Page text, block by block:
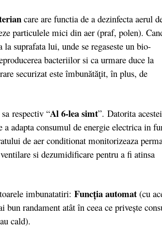
care are functia de a dezinfecta aerul
particulele mici din aer (praf, polen).
suprafata lui, unde se regaseste un bio-
bacteriilor si ca urmare duce la
securizat este îmbunătăţit, în plus, de
respectiv “Al 6-lea simt”. Datorita acestei
adapta consumul de energie electrica in
de aer conditionat monitorizeaza
si dezumidificare pentru a fi atinsa
imbunatatiri: Funcţia automat (cu
randament atât în ceea ce priveşte
cald).